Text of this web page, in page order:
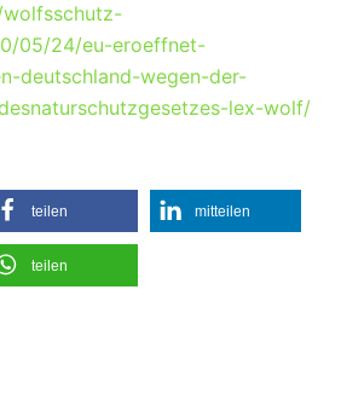
05/24/eu-eroeffnet-
deutschland-wegen-der-
lex-wolf/
teilen mitteilen
teilen